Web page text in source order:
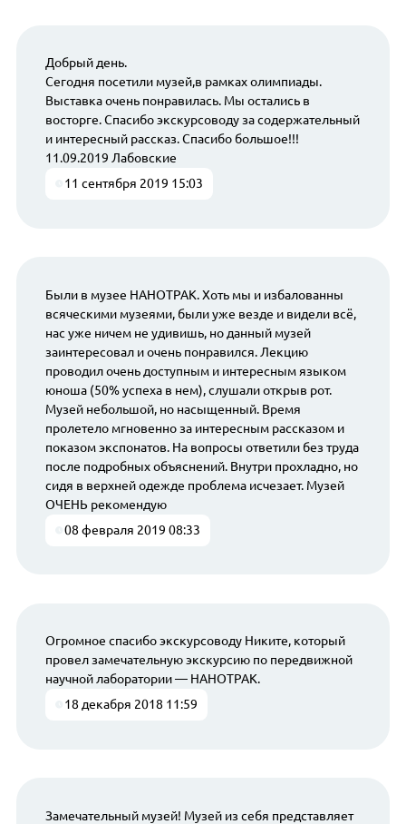
Добрый день.
Сегодня посетили музей,в рамках олимпиады.
Выставка очень понравилась. Мы остались в
восторге. Спасибо экскурсоводу за содержательный
и интересный рассказ. Спасибо большое!!!
11.09.2019 Лабовские
11 сентября 2019 15:03
Были в музее НАНОТРАК. Хоть мы и избалованны
всяческими музеями, были уже везде и видели всё,
нас уже ничем не удивишь, но данный музей
заинтересовал и очень понравился. Лекцию
проводил очень доступным и интересным языком
юноша (50% успеха в нем), слушали открыв рот.
Музей небольшой, но насыщенный. Время
пролетело мгновенно за интересным рассказом и
показом экспонатов. На вопросы ответили без труда
после подробных объяснений. Внутри прохладно, но
сидя в верхней одежде проблема исчезает. Музей
ОЧЕНЬ рекомендую
08 февраля 2019 08:33
Огромное спасибо экскурсоводу Никите, который
провел замечательную экскурсию по передвижной
научной лаборатории — НАНОТРАК.
18 декабря 2018 11:59
Замечательный музей! Музей из себя представляет